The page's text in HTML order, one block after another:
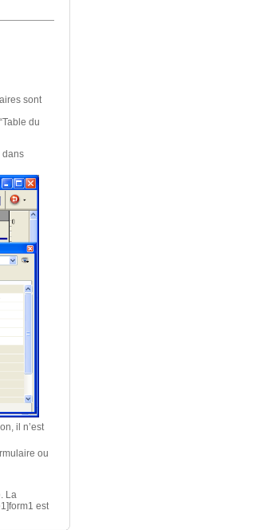
sont
du
dans
il n’est
ou
La
est